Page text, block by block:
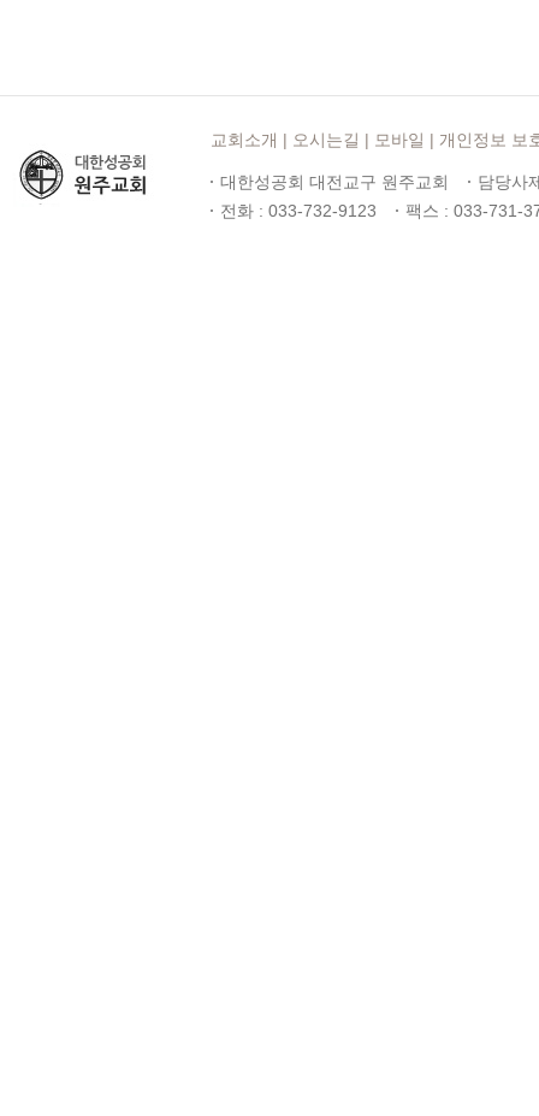
교회소개 | 오시는길 | 모바일 | 개인정보 보
대한성공회 대전교구 원주교회
담당사
전화 : 033-732-9123
팩스 : 033-